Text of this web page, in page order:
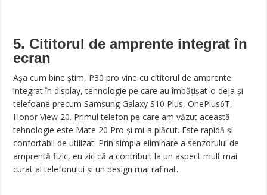
5. Cititorul de amprente integrat în
ecran
Așa cum bine știm, P30 pro vine cu cititorul de amprente
integrat în display, tehnologie pe care au îmbățișat-o deja și
telefoane precum Samsung Galaxy S10 Plus, OnePlus6T,
Honor View 20. Primul telefon pe care am văzut această
tehnologie este Mate 20 Pro și mi-a plăcut. Este rapidă și
confortabil de utilizat. Prin simpla eliminare a senzorului de
amprentă fizic, eu zic că a contribuit la un aspect mult mai
curat al telefonului și un design mai rafinat.